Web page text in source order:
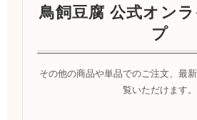
鳥飼豆腐 公式オン
プ
その他の商品や単品でのご注文、最
覧いただけます。